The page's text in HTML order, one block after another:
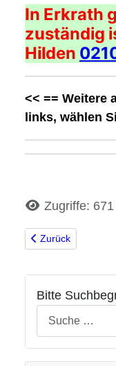
Bitte
In Erkrath
zuständig
Hilden
<< == Weitere
links, wählen
DetailsZugriffe: 671
Vorheriger Beitrag:
Zurück